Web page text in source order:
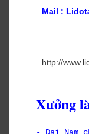
Mail :
http://
Xưởng